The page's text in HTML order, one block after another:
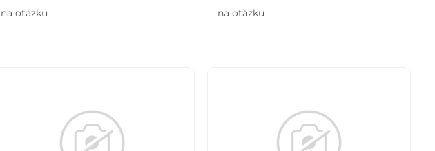
na otázku na otázku